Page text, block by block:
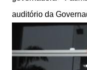
auditório da